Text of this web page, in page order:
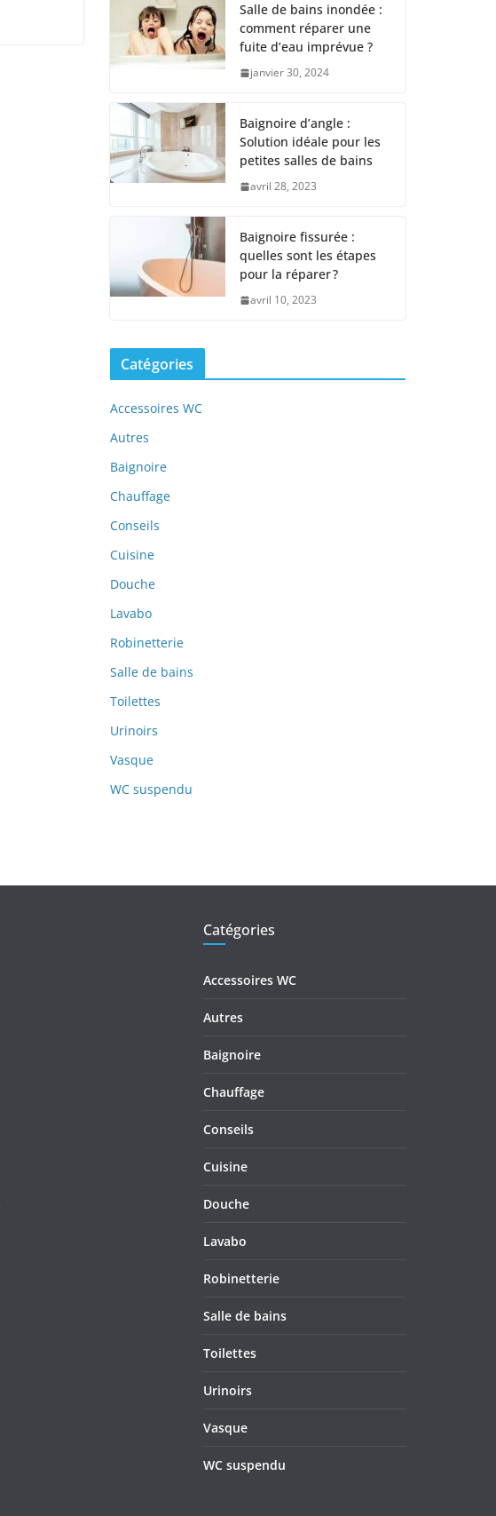
Salle de bains inondée :
comment réparer une
fuite d’eau imprévue ?
janvier 30, 2024
Baignoire d’angle :
Solution idéale pour les
petites salles de bains
avril 28, 2023
Baignoire fissurée :
quelles sont les étapes
pour la réparer ?
avril 10, 2023
Catégories
Accessoires WC
Autres
Baignoire
Chauffage
Conseils
Cuisine
Douche
Lavabo
Robinetterie
Salle de bains
Toilettes
Urinoirs
Vasque
WC suspendu
Catégories
Accessoires WC
Autres
Baignoire
Chauffage
Conseils
Cuisine
Douche
Lavabo
Robinetterie
Salle de bains
Toilettes
Urinoirs
Vasque
WC suspendu